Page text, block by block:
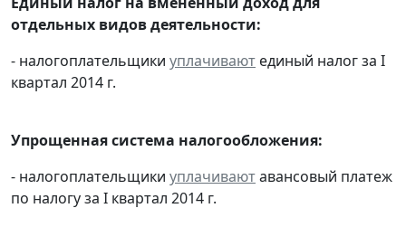
отдельных видов деятельности:
- налогоплательщики уплачивают единый налог за I
квартал 2014 г.
Упрощенная система налогообложения:
- налогоплательщики уплачиваютавансовый платеж
по налогу за I квартал 2014 г.